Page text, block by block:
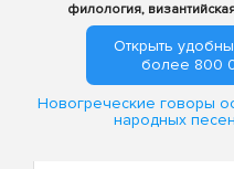
филология,
Открыть
более 800
Новогреческие говоры
народных